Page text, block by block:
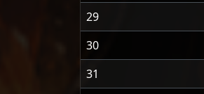
29
30
31